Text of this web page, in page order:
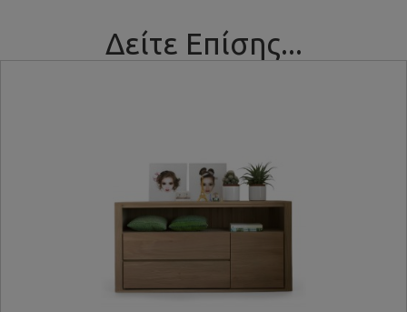
Δείτε Επίσης...